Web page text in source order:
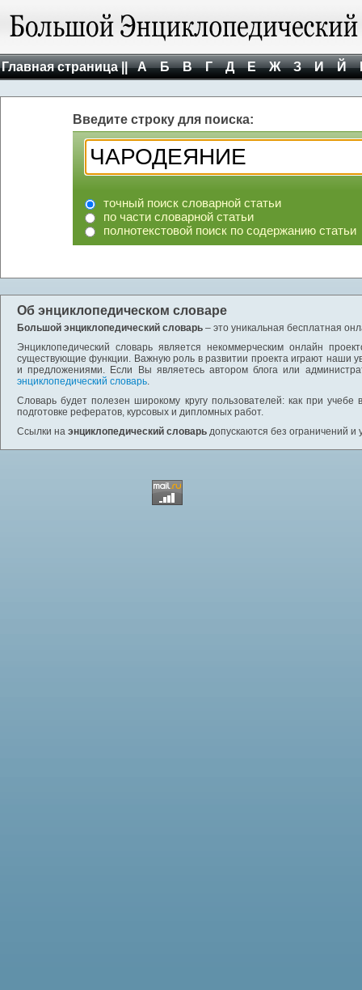
Главная страница || А Б В Г Д Е Ж З И Й
Введите строку для поиска:
точный поиск словарной статьи
по части словарной статьи
полнотекстовой поиск по содержанию статьи
Об энциклопедическом словаре
Большой энциклопедический словарь – это уникальная бесплатная
Энциклопедический словарь является некоммерческим онлайн
существующие функции. Важную роль в развитии проекта играют наши
и предложениями. Если Вы являетесь автором блога или
энциклопедический словарь.
Словарь будет полезен широкому кругу пользователей: как при
подготовке рефератов, курсовых и дипломных работ.
Ссылки на энциклопедический словарь допускаются без ограничений и